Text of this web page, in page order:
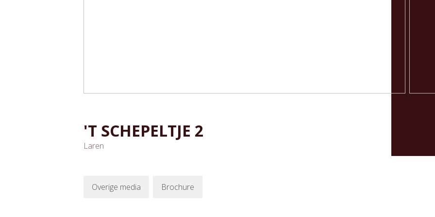
'T SCHEPELTJE 2
Laren
Overige media Brochure